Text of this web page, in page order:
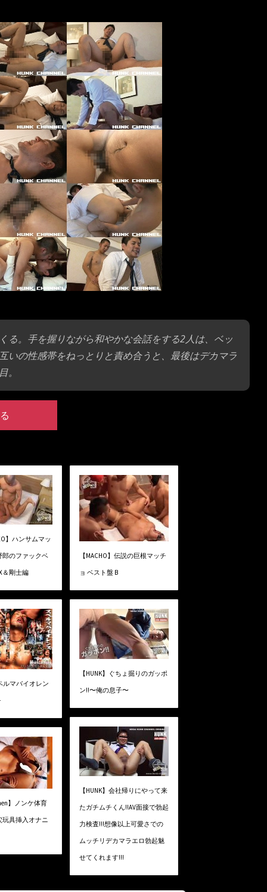
る。手を握りながら和やかな会話をする2人は、ベッ
いの性感帯をねっとりと責め合うと、最後はデカマラ
】ハンサムマッ
郎のファックベ
＆剛士編
ルマバイオレン
】ノンケ体育
玩具挿入オナニ
【MACHO】伝説の巨根マッチ
ョ ベスト盤 B
【HUNK】ぐちょ掘りのガッポ
ン!!〜俺の息子〜
【HUNK】会社帰りにやって来
たガチムチくん!!AV面接で勃起
力検査!!!想像以上可愛さでの
ムッチリデカマラエロ勃起魅
せてくれます!!!